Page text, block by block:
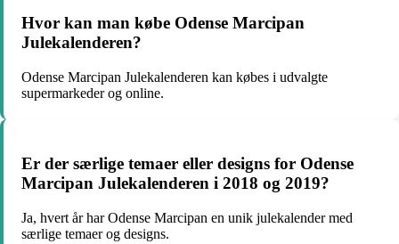
Hvor kan man købe Odense Marcipan
Julekalenderen?
Odense Marcipan Julekalenderen kan købes i udvalgte
supermarkeder og online.
Er der særlige temaer eller designs for Odense
Marcipan Julekalenderen i 2018 og 2019?
Ja, hvert år har Odense Marcipan en unik julekalender med
særlige temaer og designs.